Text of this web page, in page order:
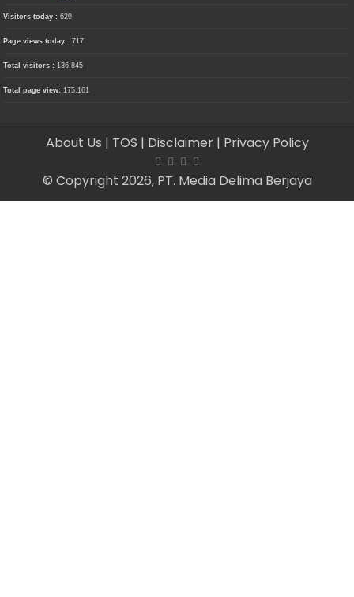
Visitors today :629
Page views today :717
Total visitors :136,845
Total page view:175,161
About Us | TOS | Disclaimer | Privacy Policy
© Copyright 2026, PT. Media Delima Berjaya